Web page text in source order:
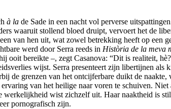
à la de Sade in een nacht vol perverse
waaruit stollend bloed druipt, vervoert het de
van hen uit, wat zowel betrekking heeft op een
werd door Serra reeds in Història de la meva
ooit bereikte –, zegt Casanova: “Dit is realiteit,
wijst. Serra presenteert zijn libertijnen als
de grenzen van het ontcijferbare duikt de
van het heilige naar voren te schuiven.
wist zichzelf uit. Haar naaktheid is
pornografisch zijn.